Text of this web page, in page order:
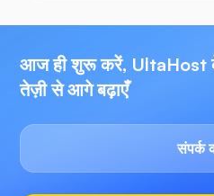
आज ही शुरू करें, UltaHost
तेज़ी से आगे बढ़ाएँ
संपर्क